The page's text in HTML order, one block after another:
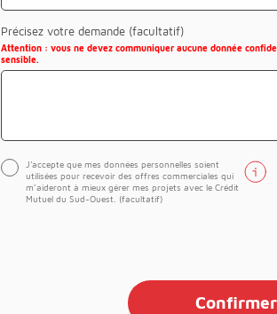
Précisez votre demande (facultatif)
Attention : vous ne devez communiquer aucune donnée
sensible.
J'accepte que mes données personnelles soient
utilisées pour recevoir des offres commerciales qui
m’aideront à mieux gérer mes projets avec le Crédit
Mutuel du Sud-Ouest. (facultatif)
Confirmer